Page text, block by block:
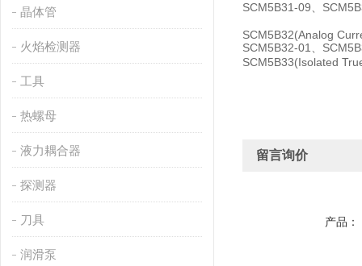
晶体管
火焰检测器
工具
热螺母
液力耦合器
探测器
刀具
润滑泵
SCM5B31-09、
SCM5B32(Analog
SCM5B32-01、
SCM5B33(Isolated
留言询价
产品：